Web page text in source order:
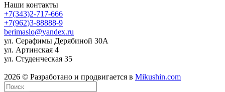
Наши контакты
+7(343)2-717-666
+7(962)3-88888-9
berimaslo@yandex.ru
ул. Серафимы Дерябиной 30А
ул. Артинская 4
ул. Студенческая 35
2026 © Разработано и продвигается в Mikushin.com